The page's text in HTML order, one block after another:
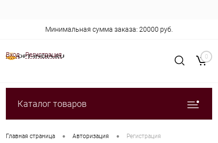
Вход Регистрация
Минимальная сумма заказа: 20000 руб.
0
Каталог товаров
Главная страница • Авторизация • Регистрация